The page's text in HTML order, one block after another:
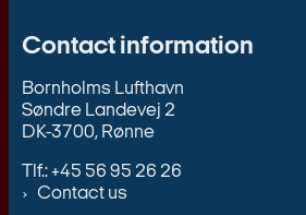
Contact information
Bornholms Lufthavn
Søndre Landevej 2
DK-3700, Rønne
Tlf.: +45 56 95 26 26
Contact us